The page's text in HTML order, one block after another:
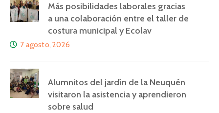
Más posibilidades laborales gracias
a una colaboración entre el taller de
costura municipal y Ecolav
7 agosto, 2026
Alumnitos del jardín de la Neuquén
visitaron la asistencia y aprendieron
sobre salud